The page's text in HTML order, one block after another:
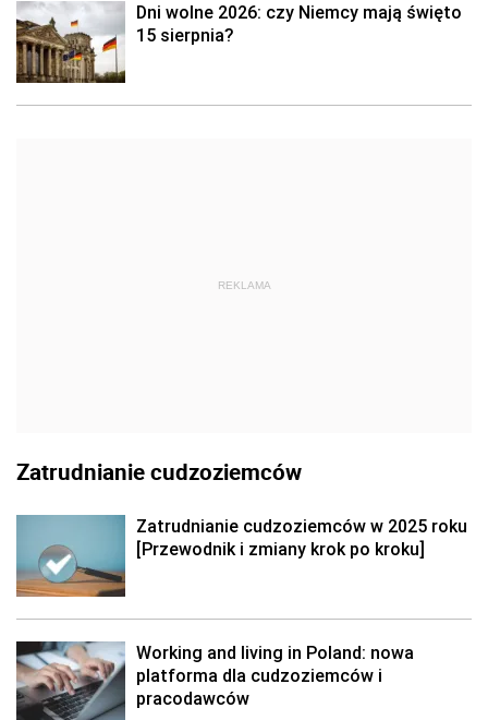
Dni wolne 2026: czy Niemcy mają święto
15 sierpnia?
REKLAMA
Zatrudnianie cudzoziemców
Zatrudnianie cudzoziemców w 2025 roku
[Przewodnik i zmiany krok po kroku]
Working and living in Poland: nowa
platforma dla cudzoziemców i
pracodawców